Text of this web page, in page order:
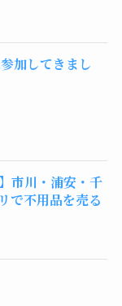
加してきまし
市川・浦安・千
で不用品を売る